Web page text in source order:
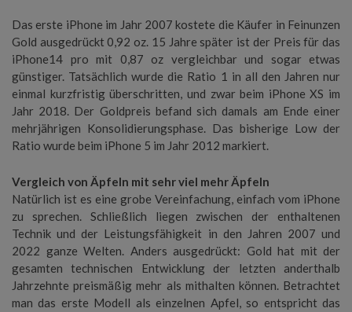
Das erste iPhone im Jahr 2007 kostete die Käufer in Feinunzen
Gold ausgedrückt 0,92 oz. 15 Jahre später ist der Preis für das
iPhone14 pro mit 0,87 oz vergleichbar und sogar etwas
günstiger. Tatsächlich wurde die Ratio 1 in all den Jahren nur
einmal kurzfristig überschritten, und zwar beim iPhone XS im
Jahr 2018. Der Goldpreis befand sich damals am Ende einer
mehrjährigen Konsolidierungsphase. Das bisherige Low der
Ratio wurde beim iPhone 5 im Jahr 2012 markiert.
Vergleich von Äpfeln mit sehr viel mehr Äpfeln
Natürlich ist es eine grobe Vereinfachung, einfach vom iPhone
zu sprechen. Schließlich liegen zwischen der enthaltenen
Technik und der Leistungsfähigkeit in den Jahren 2007 und
2022 ganze Welten. Anders ausgedrückt: Gold hat mit der
gesamten technischen Entwicklung der letzten anderthalb
Jahrzehnte preismäßig mehr als mithalten können. Betrachtet
man das erste Modell als einzelnen Apfel, so entspricht das